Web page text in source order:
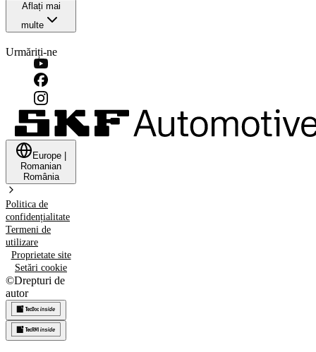
Aflați mai
multe
Urmăriți-ne
Europe
Romanian
România
Politica de
confidențialitate
Termeni de
utilizare
Proprietate site
Setări cookie
©Drepturi de
autor